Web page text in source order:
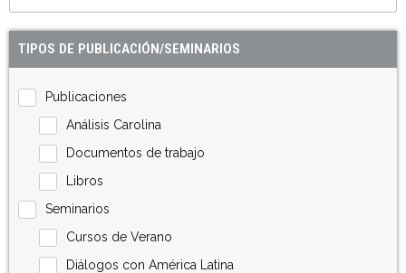
TIPOS DE PUBLICACIÓN/SEMINARIOS
Publicaciones
Análisis Carolina
Documentos de trabajo
Libros
Seminarios
Cursos de Verano
Diálogos con América Latina